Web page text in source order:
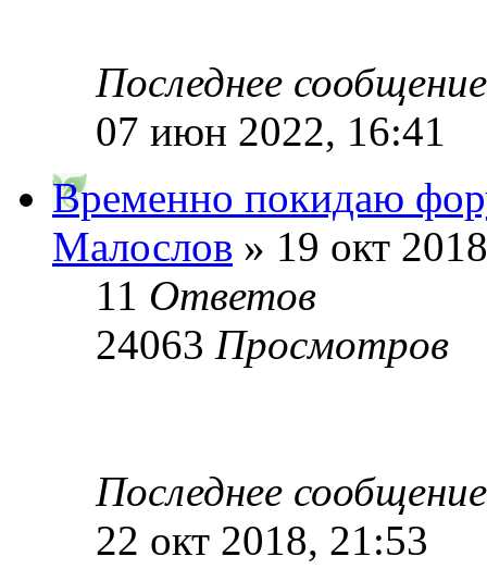
Последнее
07 июн 2022, 16:41
Временно покидаю
Малослов » 19 окт
11 Ответов
24063 Просмотров
Последнее
22 окт 2018, 21:53